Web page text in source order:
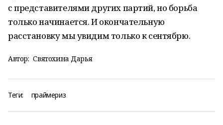
с представителями других партий, но борьба
только начинается. И окончательную
расстановку мы увидим только к сентябрю.
Автор: Святохина Дарья
Теги: праймериз